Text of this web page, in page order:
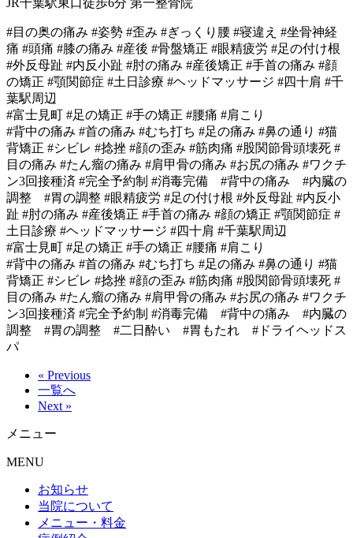
JR千葉駅東口徒歩6分 第一整骨院
#目の奥の痛み #姿勢 #歪み #ぎっくり腰 #寝違え #坐骨神経
痛 #頭痛 #膝の痛み #産後 #骨盤矯正 #眼精疲労 #足の付け根
#外反母趾 #内反小趾 #肘の痛み #産後矯正 #手首の痛み #顔
の矯正 #顎関節症 #土日診療 #ヘッドマッサージ #四十肩 #千
葉駅周辺
#富士見町 #足の矯正 #手の矯正 #腰痛 #肩こり
#背中の痛み #首の痛み #むち打ち #足の痛み #鼻の通り #猫
背矯正 #シビレ #捻挫 #顔の歪み #筋肉痛 #股関節骨頭壊死 #
目の痛み #たん瘤の痛み #肩甲骨の痛み #お尻の痛み #ワクチ
ン3回接種済 #完全予約制 #消毒完備 #背中の痛み #内臓の
調整 #胃の調整 #眼精疲労 #足の付け根 #外反母趾 #内反小
趾 #肘の痛み #産後矯正 #手首の痛み #顔の矯正 #顎関節症 #
土日診療 #ヘッドマッサージ #四十肩 #千葉駅周辺
#富士見町 #足の矯正 #手の矯正 #腰痛 #肩こり
#背中の痛み #首の痛み #むち打ち #足の痛み #鼻の通り #猫
背矯正 #シビレ #捻挫 #顔の歪み #筋肉痛 #股関節骨頭壊死 #
目の痛み #たん瘤の痛み #肩甲骨の痛み #お尻の痛み #ワクチ
ン3回接種済 #完全予約制 #消毒完備 #背中の痛み #内臓の
調整 #胃の調整 #二日酔い #胃もたれ #ドライヘッドス
パ
« Previous
一覧へ
Next »
メニュー
MENU
お知らせ
当院について
メニュー・料金